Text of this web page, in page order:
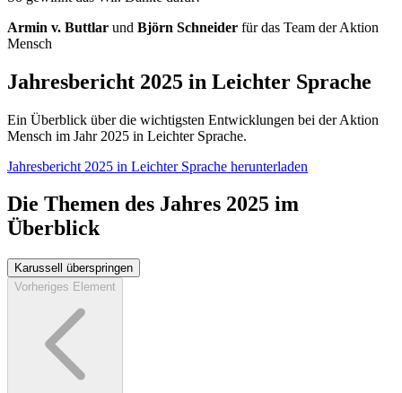
Armin v. Buttlar und Björn Schneider für das Team der Aktion
Mensch
Jahresbericht 2025 in Leichter Sprache
Ein Überblick über die wichtigsten Entwicklungen bei der Aktion
Mensch im Jahr 2025 in Leichter Sprache.
Jahresbericht 2025 in Leichter Sprache herunterladen
Die Themen des Jahres 2025 im
Überblick
Karussell überspringen
Vorheriges Element